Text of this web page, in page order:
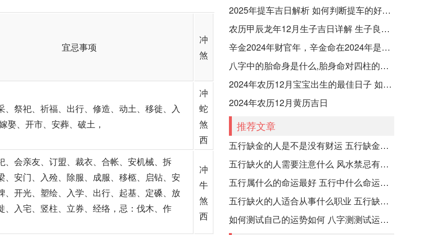
宜忌事项
冲
煞
、祭祀、祈福、出行、修造、动土、移徙、入
娶、开市、安葬、破土，
冲
蛇
煞
西
、会亲友、订盟、裁衣、合帐、安机械、拆
、安门、入殓、除服、成服、移柩、启钻、安
、开光、塑绘、入学、出行、起基、定磉、放
、入宅、竖柱、立券、经络，忌：伐木、作
冲
牛
煞
西
2025年提车吉日解析 如何判断提车的好日子
农历甲辰龙年12月生子吉日详解 生子良辰的影响因素
辛金2024年财官年，辛金命在2024年是财官年还是财印年
八字中的胎命身是什么,胎身命对四柱的影响
2024年农历12月宝宝出生的最佳日子 如何挑选适合的吉日
2024年农历12月黄历吉日
推荐文章
五行缺金的人是不是没有财运 五行缺金的人命运好不好
五行缺火的人需要注意什么 风水禁忌有哪些
五行属什么的命运最好 五行中什么命运势旺盛
五行缺火的人适合从事什么职业 五行缺火的人适合从事的职业有哪些
如何测试自己的运势如何 八字测测试运运程